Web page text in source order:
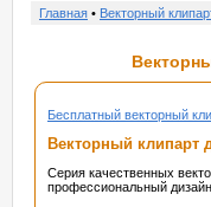
Главная • Векторный
Бесплатный векторный
Векторный клипарт
Серия качественных
профессиональный